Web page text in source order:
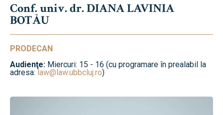
Conf. univ. dr. DIANA LAVINIA
BOTĂU
PRODECAN
Audienţe: Miercuri: 15 - 16 (cu programare în prealabil la
adresa: law@law.ubbcluj.ro)